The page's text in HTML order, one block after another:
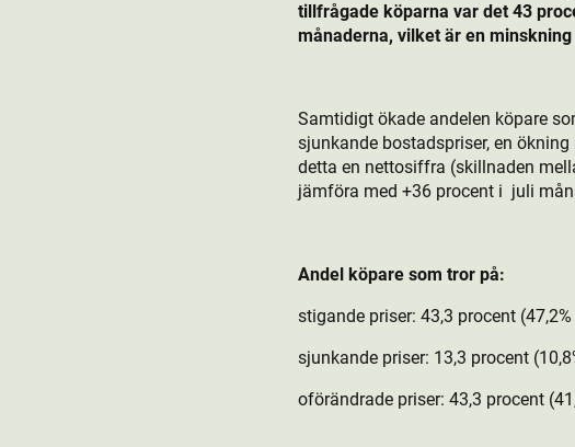
tillfrågade köparna var det 43
månaderna, vilket är en
Samtidigt ökade andelen köpare
sjunkande bostads­priser, en
detta en nettosiffra (skillnaden
jämföra med +36 procent i juli
Andel köpare som tror på:
stigande priser: 43,3 procent
sjunkande priser: 13,3 procent
oförändrade priser: 43,3 procent